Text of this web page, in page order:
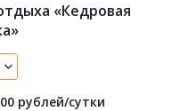
«Кедровая
рублей/сутки